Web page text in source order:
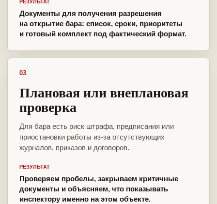
РЕЗУЛЬТАТ
Документы для получения разрешения
на открытие бара: список, сроки, приоритеты
и готовый комплект под фактический формат.
03
Плановая или внеплановая
проверка
Для бара есть риск штрафа, предписания или
приостановки работы из-за отсутствующих
журналов, приказов и договоров.
РЕЗУЛЬТАТ
Проверяем пробелы, закрываем критичные
документы и объясняем, что показывать
инспектору именно на этом объекте.